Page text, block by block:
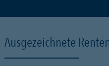
Ausgezeichnete